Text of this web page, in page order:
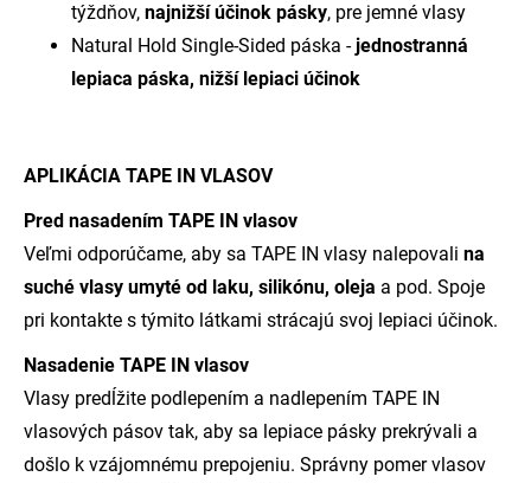
týždňov, najnižší účinok pásky, pre jemné vlasy
Natural Hold Single-Sided páska -jednostranná
lepiaca páska, nižší lepiaci účinok
APLIKÁCIA TAPE IN VLASOV
Pred nasadením TAPE IN vlasov
Veľmi odporúčame, aby sa TAPE IN vlasy nalepovali na
suché vlasy umyté od laku, silikónu, oleja a pod. Spoje
pri kontakte s týmito látkami strácajú svoj lepiaci účinok.
Nasadenie TAPE IN vlasov
Vlasy predĺžite podlepením a nadlepením TAPE IN
vlasových pásov tak, aby sa lepiace pásky prekrývali a
došlo k vzájomnému prepojeniu. Správny pomer vlasov